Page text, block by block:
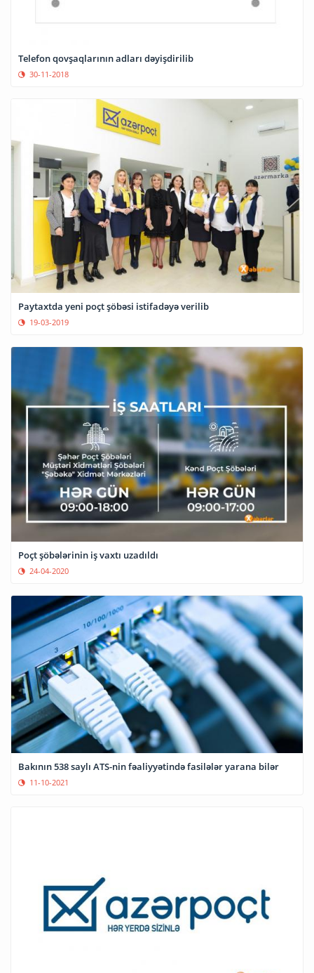
Telefon qovşaqlarının adları dəyişdirilib
30-11-2018
Paytaxtda yeni poçt şöbəsi istifadəyə verilib
19-03-2019
Poçt şöbələrinin iş vaxtı uzadıldı
24-04-2020
Bakının 538 saylı ATS-nin fəaliyyətində fasilələr yarana bilər
11-10-2021